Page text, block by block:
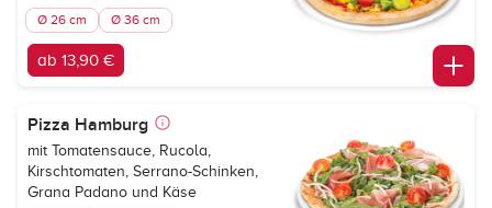
Ø 26 cm Ø 36 cm
ab 13,90 €
Pizza Hamburg
mit Tomatensauce, Rucola,
Kirschtomaten, Serrano-Schinken,
Grana Padano und Käse